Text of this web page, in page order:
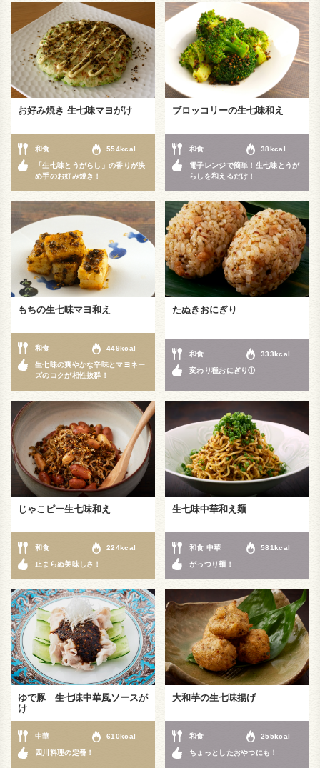
お好み焼き 生七味マヨがけ
和食 554kcal
「生七味とうがらし」の香りが決
め手のお好み焼き！
ブロッコリーの生七味和え
和食 38kcal
電子レンジで簡単！生七味とうが
らしを和えるだけ！
もちの生七味マヨ和え
和食 449kcal
生七味の爽やかな辛味とマヨネー
ズのコクが相性抜群！
たぬきおにぎり
和食 333kcal
変わり種おにぎり①
じゃこピー生七味和え
和食 224kcal
止まらぬ美味しさ！
生七味中華和え麺
和食 中華 581kcal
がっつり麺！
ゆで豚 生七味中華風ソースが
け
中華 610kcal
四川料理の定番！
大和芋の生七味揚げ
和食 255kcal
ちょっとしたおやつにも！